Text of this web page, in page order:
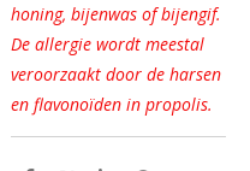
honing, bijenwas of bijengif.
De allergie wordt meestal
veroorzaakt door de harsen
en flavonoïden in propolis.